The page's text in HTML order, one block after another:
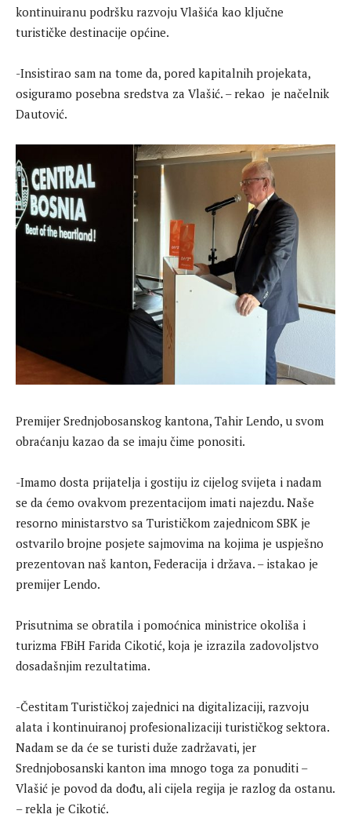
kontinuiranu podršku razvoju Vlašića kao ključne
turističke destinacije općine.
-Insistirao sam na tome da, pored kapitalnih projekata,
osiguramo posebna sredstva za Vlašić. – rekao je načelnik
Dautović.
Premijer Srednjobosanskog kantona, Tahir Lendo, u svom
obraćanju kazao da se imaju čime ponositi.
-Imamo dosta prijatelja i gostiju iz cijelog svijeta i nadam
se da ćemo ovakvom prezentacijom imati najezdu. Naše
resorno ministarstvo sa Turističkom zajednicom SBK je
ostvarilo brojne posjete sajmovima na kojima je uspješno
prezentovan naš kanton, Federacija i država. – istakao je
premijer Lendo.
Prisutnima se obratila i pomoćnica ministrice okoliša i
turizma FBiH Farida Cikotić, koja je izrazila zadovoljstvo
dosadašnjim rezultatima.
-Čestitam Turističkoj zajednici na digitalizaciji, razvoju
alata i kontinuiranoj profesionalizaciji turističkog sektora.
Nadam se da će se turisti duže zadržavati, jer
Srednjobosanski kanton ima mnogo toga za ponuditi –
Vlašić je povod da dođu, ali cijela regija je razlog da ostanu.
– rekla je Cikotić.